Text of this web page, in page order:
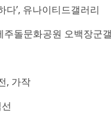
’, 유나이티드갤러리
주돌문화공원 오백장군
, 가작